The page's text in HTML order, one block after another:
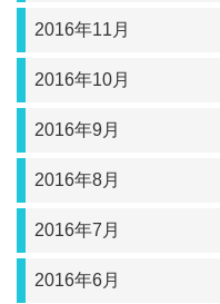
2016年11月
2016年10月
2016年9月
2016年8月
2016年7月
2016年6月